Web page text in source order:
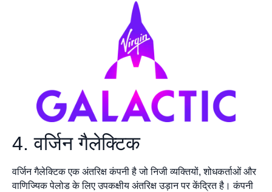
4. वर्जिन गैलेक्टिक
वर्जिन गैलेक्टिक एक अंतरिक्ष कंपनी है जो निजी व्यक्तियों, शोधकर्ताओं और
वाणिज्यिक पेलोड के लिए उपकक्षीय अंतरिक्ष उड़ान पर केंद्रित है। कंपनी